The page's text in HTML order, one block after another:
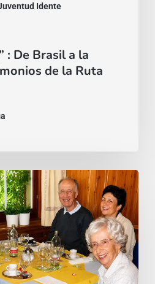
Idente
: De Brasil a la
de la Ruta